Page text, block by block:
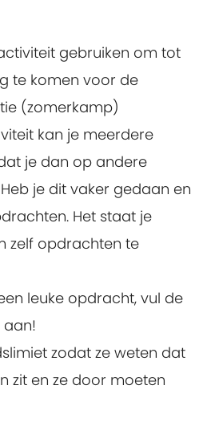
gebruiken om tot
te komen voor de
(zomerkamp)
kan je meerdere
je dan op andere
je dit vaker gedaan en
Het staat je
zelf opdrachten te
leuke opdracht, vul de
zodat ze weten dat
zit en ze door moeten